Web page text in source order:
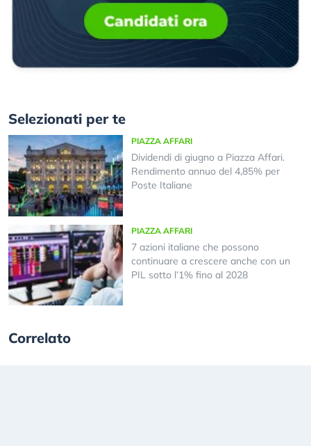
Selezionati per te
PIAZZA AFFARI
Dividendi di giugno a Piazza Affari.
Rendimento annuo del 4,85% per
Poste Italiane
PIAZZA AFFARI
7 azioni italiane che possono
continuare a crescere anche con un
PIL sotto l’1% fino al 2028
Correlato